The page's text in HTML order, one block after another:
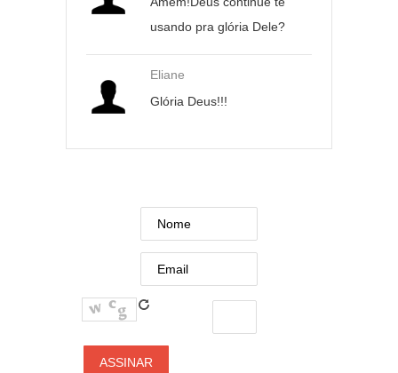
usando pra glória Dele?
Eliane
Glória Deus!!!